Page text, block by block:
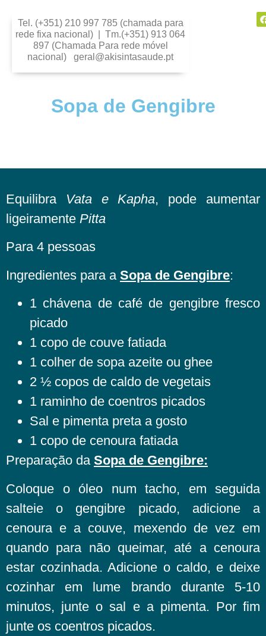
Tel. (+351) 210 997 785 (chamada para
rede fixa nacional) | Tm.(+351) 913 064
897 (Chamada Para rede móvel
nacional) geral@akisintasaude.pt
Sopa de Gengibre
Equilibra Vata e Kapha, pode aumentar
ligeiramente Pitta
Para 4 pessoas
Ingredientes para a Sopa de Gengibre:
1 chávena de café de gengibre fresco
picado
1 copo de couve fatiada
1 colher de sopa azeite ou ghee
2 ½ copos de caldo de vegetais
1 raminho de coentros picados
Sal e pimenta preta a gosto
1 copo de cenoura fatiada
Preparação da Sopa de Gengibre:
Coloque o óleo num tacho, em seguida
salteie o gengibre picado, adicione a
cenoura e a couve, mexendo de vez em
quando para não queimar, até a cenoura
estar cozinhada. Adicione o caldo, e deixe
cozinhar em lume brando durante 5-10
minutos, junte o sal e a pimenta. Por fim
junte os coentros picados.